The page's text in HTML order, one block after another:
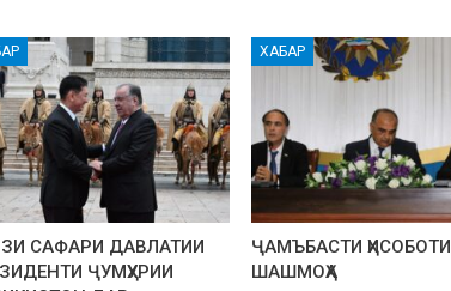
САФАРИ ДАВЛАТИИ
ҶУМҲУРИИ
ХАБАР
ҶАМЪБАСТИ ҲИСОБОТИ
ШАШМОҲА